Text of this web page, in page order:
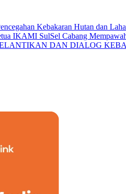
Kebakaran Hutan dan
IKAMI SulSel Cabang
DAN DIALOG